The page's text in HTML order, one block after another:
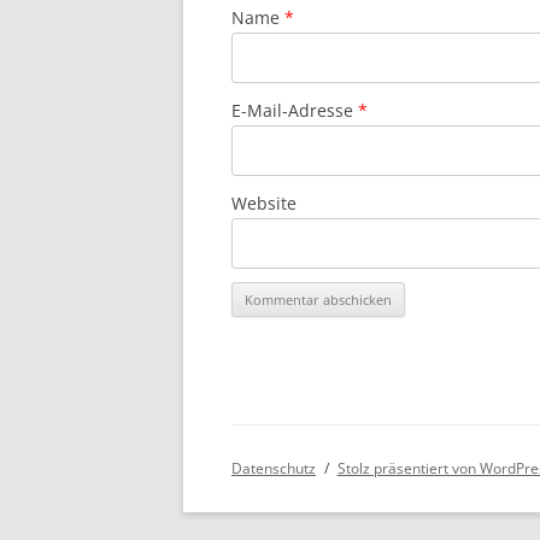
Name *
E-Mail-Adresse *
Website
Datenschutz Stolz präsentiert von